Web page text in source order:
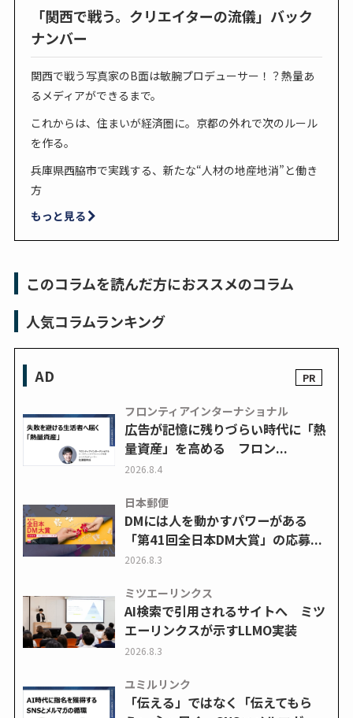
「関西で戦う。クリエイターの流儀」バック
ナンバー
関西で戦う写真家のB面は敏腕プロデューサー！？熱量あ
るメディアができるまで。
これからは、住まいが経済圏に。京都の外れで次のルール
を作る。
兵庫県西脇市で実践する、新たな“人材の地産地消”と働き
方
もっと見る
このコラムを読んだ方におススメのコラム
人気コラムランキング
AD
フロンティアインターナショナル
広告が記憶に残りづらい時代に「熱
量資産」を高める フロン...
2026.8.4
日本郵便
DMには人を動かすパワーがある
「第41回全日本DM大賞」の応募...
2026.8.3
ミツエーリンクス
AI検索で引用されるサイトへ ミツ
エーリンクスが示すLLMO実装
2026.8.3
ユミルリンク
「伝える」ではなく「伝えてもら